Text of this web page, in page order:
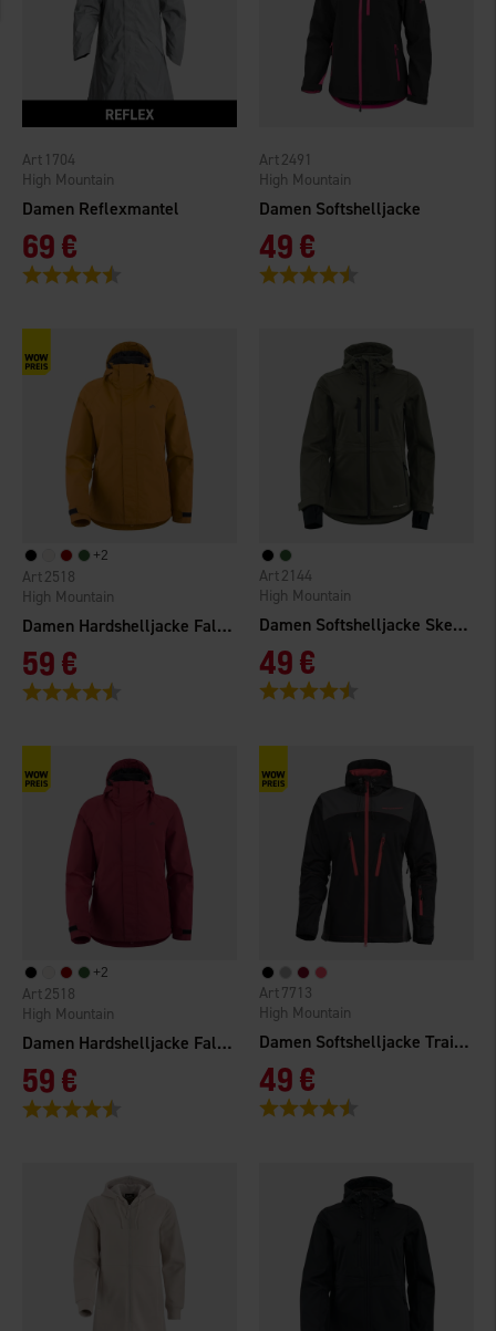
Damen Reflexmantel
High Mountain
1704
69 €
Bewertung:
Damen Softshelljacke
High Mountain
2491
49 €
Bewertung:
+2
Damen Hardshelljacke Falkenberg 2.0 WP
High Mountain
2518
59 €
Bewertung:
Damen Softshelljacke Skedala
High Mountain
2144
49 €
Bewertung:
+2
Damen Hardshelljacke Falkenberg 2.0 WP
High Mountain
2518
59 €
Bewertung:
Damen Softshelljacke Trail Pro 4W
High Mountain
7713
49 €
Bewertung: